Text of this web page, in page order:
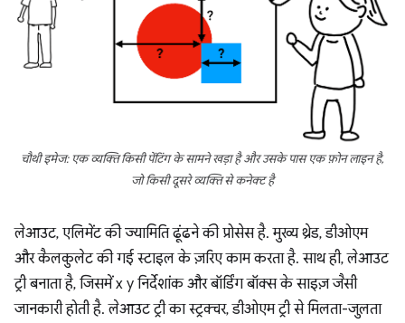
चौथी इमेज: एक व्यक्ति किसी पेंटिंग के सामने खड़ा है और उसके पास एक फ़ोन लाइन है,
जो किसी दूसरे व्यक्ति से कनेक्ट है
लेआउट, एलिमेंट की ज्यामिति ढूंढने की प्रोसेस है. मुख्य थ्रेड, डीओएम
और कैलकुलेट की गई स्टाइल के ज़रिए काम करता है. साथ ही, लेआउट
ट्री बनाता है, जिसमें x y निर्देशांक और बॉर्डिंग बॉक्स के साइज़ जैसी
जानकारी होती है. लेआउट ट्री का स्ट्रक्चर, डीओएम ट्री से मिलता-जुलता